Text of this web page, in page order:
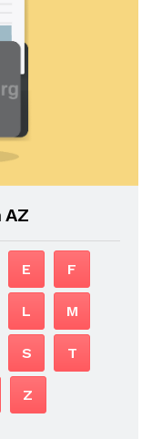
E F
L M
S T
Z